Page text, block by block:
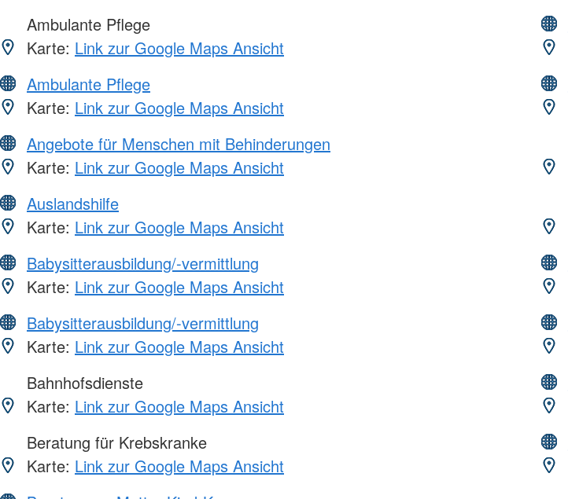
Ambulante Pflege
Karte: Link zur Google Maps Ansicht
Ambulante Pflege
Karte: Link zur Google Maps Ansicht
Angebote für Menschen mit Behinderungen
Karte: Link zur Google Maps Ansicht
Auslandshilfe
Karte: Link zur Google Maps Ansicht
Babysitterausbildung/-vermittlung
Karte: Link zur Google Maps Ansicht
Babysitterausbildung/-vermittlung
Karte: Link zur Google Maps Ansicht
Bahnhofsdienste
Karte: Link zur Google Maps Ansicht
Beratung für Krebskranke
Karte: Link zur Google Maps Ansicht